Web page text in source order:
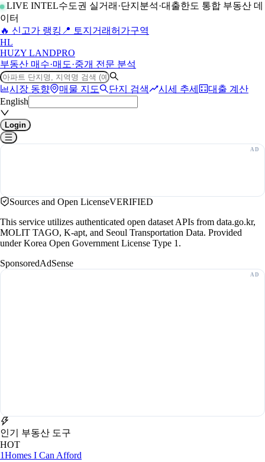
LIVE INTEL수도권 실거래·단지분석·대출한도 통합 부동산 데
이터
🔥 신고가 랭킹 📍 토지거래허가구역
HL
HUZY LANDPRO
부동산 매수·매도·중개 전문 분석
시장 동향 매물 지도 단지 검색 시세 추세
대출 계산
English
Login
Sources and Open LicenseVERIFIED
This service utilizes authenticated open dataset APIs from data.go.kr,
MOLIT TAGO, K-apt, and Seoul Transportation Data. Provided
under Korea Open Government License Type 1.
SponsoredAdSense
인기 부동산 도구
HOT
1Homes I Can Afford